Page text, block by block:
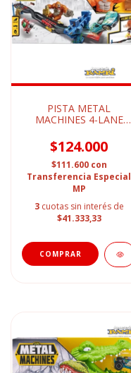
PISTA METAL
MACHINES 4-LANE
$124.000
$111.600 con
Transferencia Especial
MP
3 cuotas sin interés de
$41.333,33